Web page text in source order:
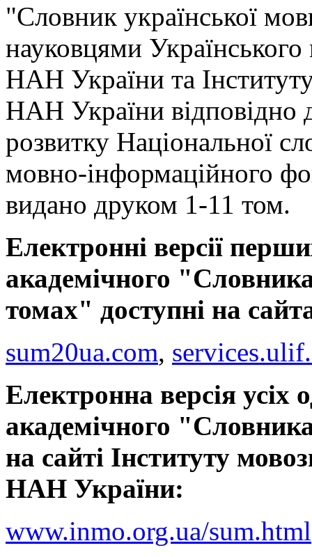
"Словник української
науковцями
НАН України та
НАН України відповідно
розвитку Національної
мовно-інформаційного
видано друком 1-11 том.
Електронні версії
академічного
томах" доступні на
sum20ua.com,
Електронна версія усіх
академічного
на сайті Інституту
НАН України:
www.inmo.org.ua/sum.html